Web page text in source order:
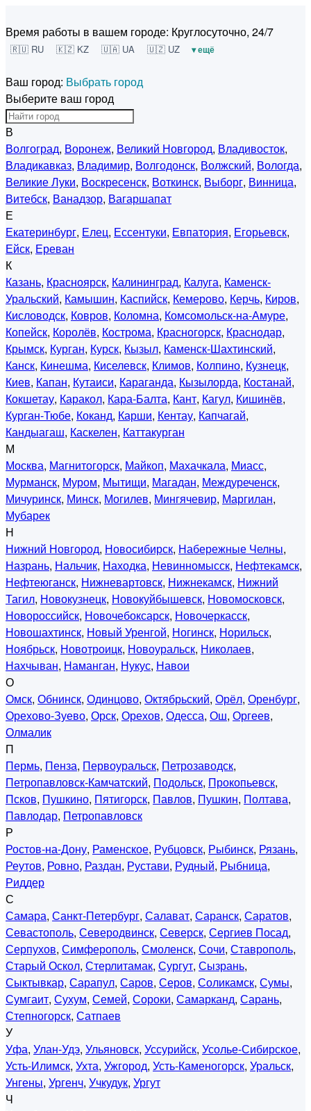
Время работы в вашем городе: Круглосуточно, 24/7
🇷🇺 RU 🇰🇿 KZ 🇺🇦 UA 🇺🇿 UZ ▾ ещё
Ваш город: Выбрать город
Выберите ваш город
В
Волгоград, Воронеж, Великий Новгород, Владивосток,
Владикавказ, Владимир, Волгодонск, Волжский, Вологда,
Великие Луки, Воскресенск, Воткинск, Выборг, Винница,
Витебск, Ванадзор, Вагаршапат
Е
Екатеринбург, Елец, Ессентуки, Евпатория, Егорьевск,
Ейск, Ереван
К
Казань, Красноярск, Калининград, Калуга, Каменск-
Уральский, Камышин, Каспийск, Кемерово, Керчь, Киров,
Кисловодск, Ковров, Коломна, Комсомольск-на-Амуре,
Копейск, Королёв, Кострома, Красногорск, Краснодар,
Крымск, Курган, Курск, Кызыл, Каменск-Шахтинский,
Канск, Кинешма, Киселевск, Климов, Колпино, Кузнецк,
Киев, Капан, Кутаиси, Караганда, Кызылорда, Костанай,
Кокшетау, Каракол, Кара-Балта, Кант, Кагул, Кишинёв,
Курган-Тюбе, Коканд, Карши, Кентау, Капчагай,
Кандыагаш, Каскелен, Каттакурган
М
Москва, Магнитогорск, Майкоп, Махачкала, Миасс,
Мурманск, Муром, Мытищи, Магадан, Междуреченск,
Мичуринск, Минск, Могилев, Мингячевир, Маргилан,
Мубарек
Н
Нижний Новгород, Новосибирск, Набережные Челны,
Назрань, Нальчик, Находка, Невинномысск, Нефтекамск,
Нефтеюганск, Нижневартовск, Нижнекамск, Нижний
Тагил, Новокузнецк, Новокуйбышевск, Новомосковск,
Новороссийск, Новочебоксарск, Новочеркасск,
Новошахтинск, Новый Уренгой, Ногинск, Норильск,
Ноябрьск, Новотроицк, Новоуральск, Николаев,
Нахчыван, Наманган, Нукус, Навои
О
Омск, Обнинск, Одинцово, Октябрьский, Орёл, Оренбург,
Орехово-Зуево, Орск, Орехов, Одесса, Ош, Оргеев,
Олмалик
П
Пермь, Пенза, Первоуральск, Петрозаводск,
Петропавловск-Камчатский, Подольск, Прокопьевск,
Псков, Пушкино, Пятигорск, Павлов, Пушкин, Полтава,
Павлодар, Петропавловск
Р
Ростов-на-Дону, Раменское, Рубцовск, Рыбинск, Рязань,
Реутов, Ровно, Раздан, Рустави, Рудный, Рыбница,
Риддер
С
Самара, Санкт-Петербург, Салават, Саранск, Саратов,
Севастополь, Северодвинск, Северск, Сергиев Посад,
Серпухов, Симферополь, Смоленск, Сочи, Ставрополь,
Старый Оскол, Стерлитамак, Сургут, Сызрань,
Сыктывкар, Сарапул, Саров, Серов, Соликамск, Сумы,
Сумгаит, Сухум, Семей, Сороки, Самарканд, Сарань,
Степногорск, Сатпаев
У
Уфа, Улан-Удэ, Ульяновск, Уссурийск, Усолье-Сибирское,
Усть-Илимск, Ухта, Ужгород, Усть-Каменогорск, Уральск,
Унгены, Ургенч, Учкудук, Ургут
Ч